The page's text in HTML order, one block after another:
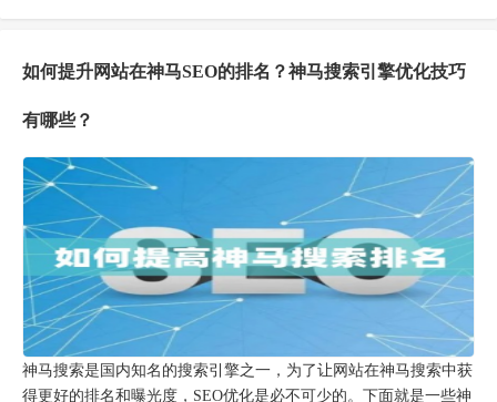
如何提升网站在神马SEO的排名？神马搜索引擎优化技巧
有哪些？
神马搜索是国内知名的搜索引擎之一，为了让网站在神马搜索中获
得更好的排名和曝光度，SEO优化是必不可少的。下面就是一些神